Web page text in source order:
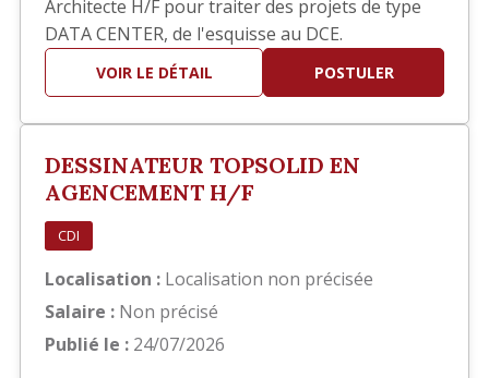
Architecte H/F pour traiter des projets de type
DATA CENTER, de l'esquisse au DCE.
VOIR LE DÉTAIL POSTULER
DESSINATEUR TOPSOLID EN
AGENCEMENT H/F
CDI
Localisation : Localisation non précisée
Salaire : Non précisé
Publié le : 24/07/2026